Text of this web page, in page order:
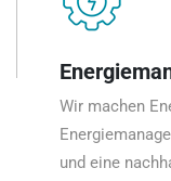
Wir machen
und eine